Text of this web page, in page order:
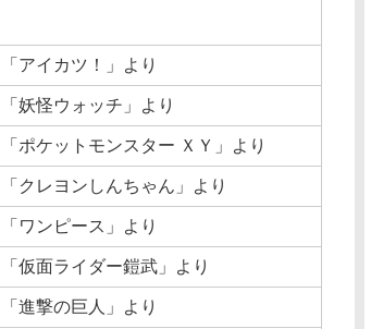
「アイカツ！」より
「妖怪ウォッチ」より
「ポケットモンスター ＸＹ」より
「クレヨンしんちゃん」より
「ワンピース」より
「仮面ライダー鎧武」より
「進撃の巨人」より